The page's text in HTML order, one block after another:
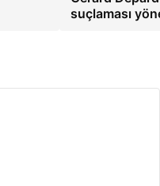
suçlaması